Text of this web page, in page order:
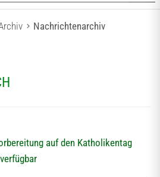
Nachrichtenarchiv
auf den Katholikentag